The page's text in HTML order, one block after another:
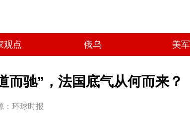
观点 俄乌 美军
而驰”，法国底气从何而来？
：环球时报